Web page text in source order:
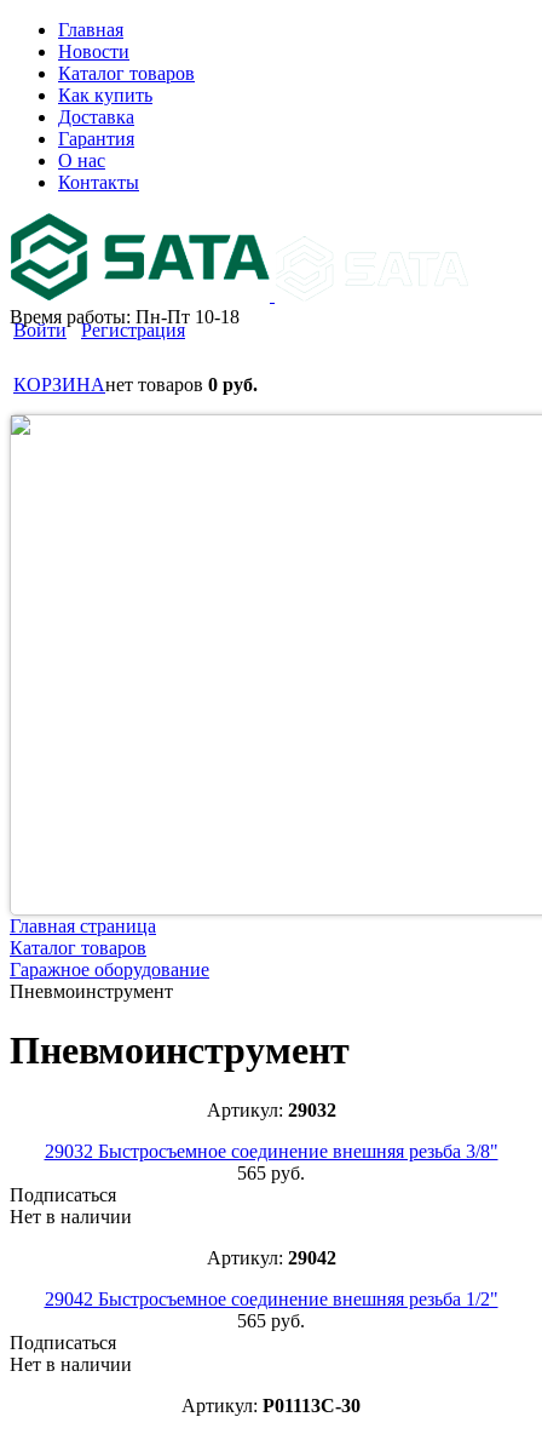
Главная
Новости
Каталог товаров
Как купить
Доставка
Гарантия
О нас
Контакты
Время работы: Пн-Пт 10-18
Войти Регистрация
КОРЗИНАнет товаров 0 руб.
Главная страница
Каталог товаров
Гаражное оборудование
Пневмоинструмент
Пневмоинструмент
Артикул: 29032
29032 Быстросъемное соединение внешняя резьба 3/8"
565 руб.
Подписаться
Нет в наличии
Артикул: 29042
29042 Быстросъемное соединение внешняя резьба 1/2"
565 руб.
Подписаться
Нет в наличии
Артикул: P01113C-30